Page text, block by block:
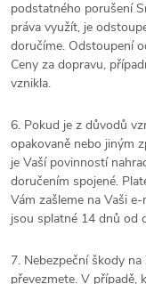
podstatného porušení
práva využít, je
doručíme. Odstoupení
Ceny za dopravu,
vznikla.
6. Pokud je z důvodů
opakovaně nebo jiným
je Vaší povinností
doručením spojené.
Vám zašleme na Vaši
jsou splatné 14 dnů od
7. Nebezpeční škody
převezmete. V případě,